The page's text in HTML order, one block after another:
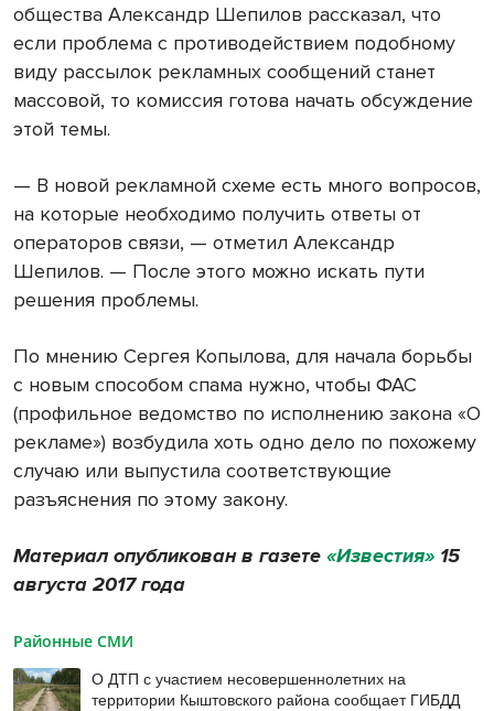
общества Александр Шепилов рассказал, что
если проблема с противодействием подобному
виду рассылок рекламных сообщений станет
массовой, то комиссия готова начать обсуждение
этой темы.
— В новой рекламной схеме есть много вопросов,
на которые необходимо получить ответы от
операторов связи, — отметил Александр
Шепилов. — После этого можно искать пути
решения проблемы.
По мнению Сергея Копылова, для начала борьбы
с новым способом спама нужно, чтобы ФАС
(профильное ведомство по исполнению закона «О
рекламе») возбудила хоть одно дело по похожему
случаю или выпустила соответствующие
разъяснения по этому закону.
Материал опубликован в газете «Известия» 15
августа 2017 года
Районные СМИ
О ДТП с участием несовершеннолетних на
территории Кыштовского района сообщает ГИБДД